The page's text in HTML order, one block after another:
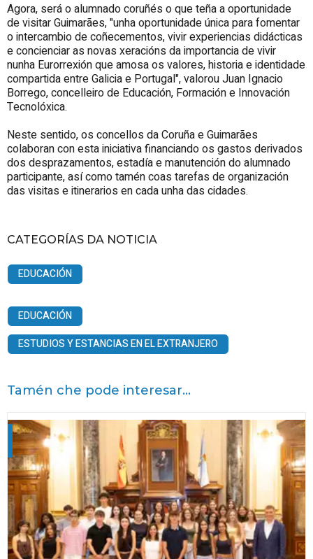
Agora, será o alumnado coruñés o que teña a oportunidade
de visitar Guimarães, "unha oportunidade única para fomentar
o intercambio de coñecementos, vivir experiencias didácticas
e concienciar as novas xeracións da importancia de vivir
nunha Eurorrexión que amosa os valores, historia e identidade
compartida entre Galicia e Portugal", valorou Juan Ignacio
Borrego, concelleiro de Educación, Formación e Innovación
Tecnolóxica.
Neste sentido, os concellos da Coruña e Guimarães
colaboran con esta iniciativa financiando os gastos derivados
dos desprazamentos, estadía e manutención do alumnado
participante, así como tamén coas tarefas de organización
das visitas e itinerarios en cada unha das cidades.
CATEGORÍAS DA NOTICIA
EDUCACIÓN
EDUCACIÓN
ESTUDIOS Y ESTANCIAS EN EL EXTRANJERO
Tamén che pode interesar...